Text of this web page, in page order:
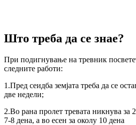
Што треба да се знае?
При подигнување на тревник
следните работи:
1.Пред сеидба земјата треба да се
две недели;
2.Во рана пролет тревата никнува за
7-8 дена, а во есен за околу 10 дена